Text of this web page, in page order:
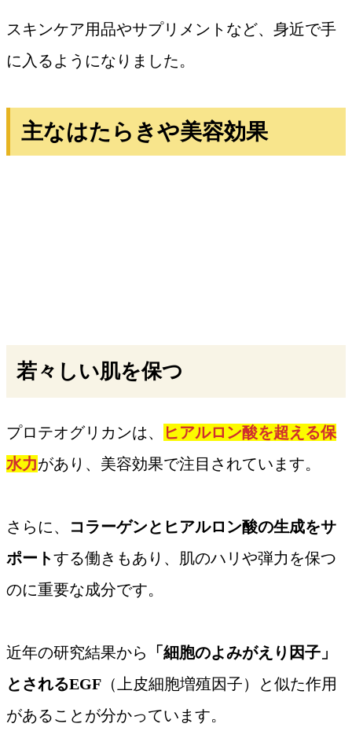
スキンケア用品やサプリメントなど、身近で手
に入るようになりました。
主なはたらきや美容効果
若々しい肌を保つ
プロテオグリカンは、
ヒアルロン酸を超える保
水力があり、美容効果で注目されています。
さらに、
コラーゲンとヒアルロン酸の生成をサ
ポートする働きもあり、肌のハリや弾力を保つ
のに重要な成分です。
近年の研究結果から
「細胞のよみがえり因子」
とされるEGF （上皮細胞増殖因子）と似た作用
があることが分かっています。